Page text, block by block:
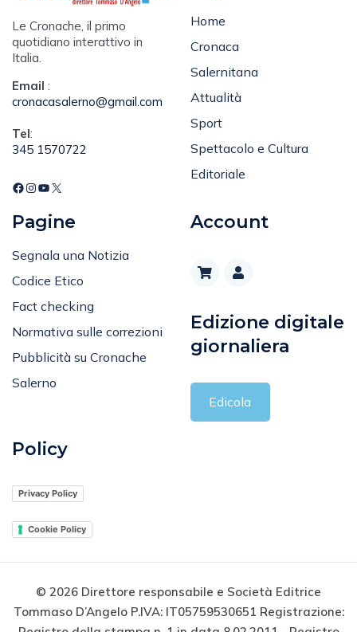
Le Cronache, il primo
quotidiano interattivo in
Italia.
Email :
cronacasalerno@gmail.com
Tel:
345 1570722
Home
Cronaca
Salernitana
Attualità
Sport
Spettacolo e Cultura
Editoriale
Pagine
Segnala una Notizia
Codice Etico
Fact checking
Normativa sulle correzioni
Pubblicità su Cronache
Salerno
Account
Edizione digitale
giornaliera
Edicola
Policy
Privacy Policy
Cookie Policy
© 2026 Direttore responsabile e Società Editrice
Tommaso D’Angelo P.IVA: IT05759530651 Registrazione: